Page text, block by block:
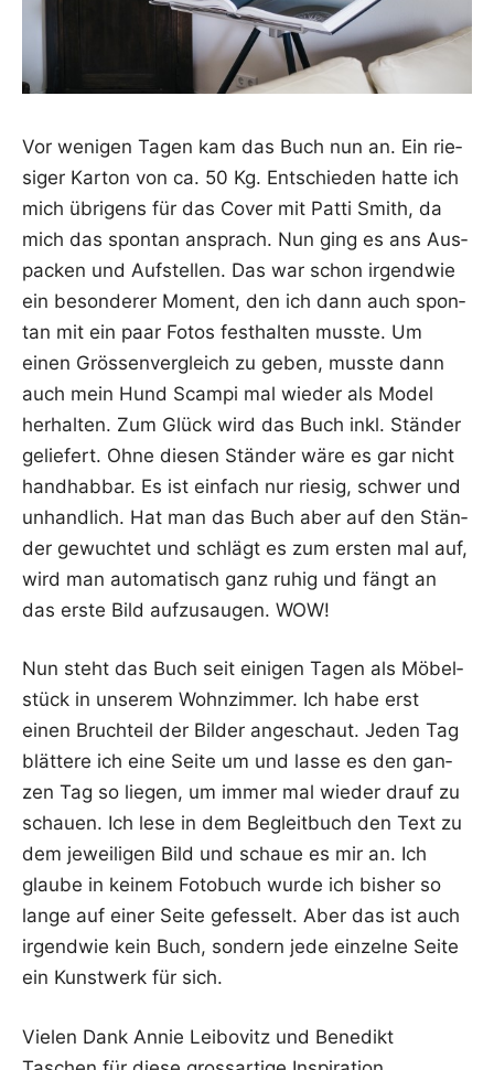
Vor weni­gen Tagen kam das Buch nun an. Ein rie­
si­ger Kar­ton von ca. 50 Kg. Ent­schie­den hat­te ich
mich übri­gens für das Cover mit Pat­ti Smith, da
mich das spon­tan ansprach. Nun ging es ans Aus­
pa­cken und Auf­stel­len. Das war schon irgend­wie
ein beson­de­rer Moment, den ich dann auch spon­
tan mit ein paar Fotos fest­hal­ten muss­te. Um
einen Grös­sen­ver­gleich zu geben, muss­te dann
auch mein Hund Scam­pi mal wie­der als Model
her­hal­ten. Zum Glück wird das Buch inkl. Stän­der
gelie­fert. Ohne die­sen Stän­der wäre es gar nicht
hand­hab­bar. Es ist ein­fach nur rie­sig, schwer und
unhand­lich. Hat man das Buch aber auf den Stän­
der gewuch­tet und schlägt es zum ers­ten mal auf,
wird man auto­ma­tisch ganz ruhig und fängt an
das ers­te Bild auf­zu­sau­gen. WOW!
Nun steht das Buch seit eini­gen Tagen als Möbel­
stück in unse­rem Wohn­zim­mer. Ich habe erst
einen Bruch­teil der Bil­der ange­schaut. Jeden Tag
blät­te­re ich eine Sei­te um und las­se es den gan­
zen Tag so lie­gen, um immer mal wie­der drauf zu
schau­en. Ich lese in dem Begleit­buch den Text zu
dem jewei­li­gen Bild und schaue es mir an. Ich
glau­be in kei­nem Foto­buch wur­de ich bis­her so
lan­ge auf einer Sei­te gefes­selt. Aber das ist auch
irgend­wie kein Buch, son­dern jede ein­zel­ne Sei­te
ein Kunst­werk für sich.
Vie­len Dank Annie Lei­bo­vitz und Bene­dikt